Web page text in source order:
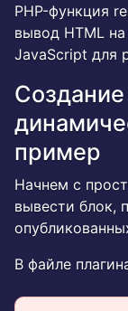
PHP-функция
вывод HTML
JavaScript для
Создание
пример
Начнем с
вывести блок,
В файле